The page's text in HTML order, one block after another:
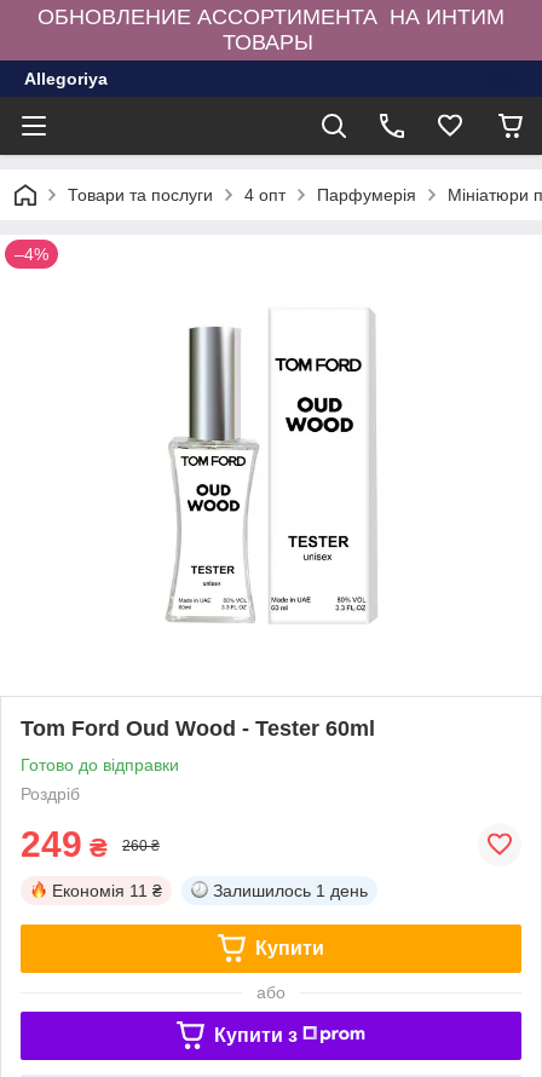
ОБНОВЛЕНИЕ АССОРТИМЕНТА НА ИНТИМ
ТОВАРЫ
Allegoriya
Товари та послуги 4 опт Парфумерія Мініатюри
–4%
Tom Ford Oud Wood - Tester 60ml
Готово до відправки
Роздріб
249 ₴ 260 ₴
Економія 11 ₴ Залишилось 1 день
Купити
або
Купити з